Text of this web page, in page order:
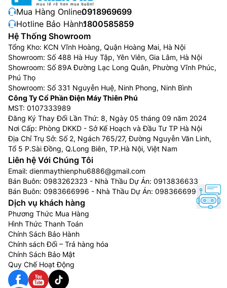
Mua Hàng Online:0918969699
Hotline Bảo Hành:1800585859
Hệ Thống Showroom
Tổng Kho: KCN Vĩnh Hoàng, Quận Hoàng Mai, Hà Nội
Showroom: Số 488 Hà Huy Tập, Yên Viên, Gia Lâm, Hà Nội
Showroom: Số 89A Đường Lạc Long Quân, Phường Vĩnh Phúc,
Phú Thọ
Showroom: Số 331 Nguyễn Huệ, Ninh Phong, Ninh Bình
Công Ty Cổ Phần Điện Máy Thiên Phú
MST: 0107333989
Đăng Ký Thay Đổi Lần Thứ: 8, Ngày 05 tháng 09 năm 2024
Nơi Cấp: Phòng DKKD - Sở Kế Hoạch và Đầu Tư TP Hà Nội
Địa Chỉ Trụ Sở: Số 2, Ngách 765/27, Đường Nguyễn Văn Linh,
Tổ 5 P.Sài Đồng, Q.Long Biên, TP.Hà Nội, Việt Nam
Liên hệ Với Chúng Tôi
Email: dienmaythienphu6886@gmail.com
Bán Buôn: 0983262323 - Nhà Thầu Dự Án: 0913836633
Bán Buôn: 0983666996 - Nhà Thầu Dự Án: 0983666996
Dịch vụ khách hàng
Phương Thức Mua Hàng
Hình Thức Thanh Toán
Chính Sách Bảo Hành
Chính sách Đổi – Trả hàng hóa
Chính Sách Bảo Mật
Quy Chế Hoạt Động